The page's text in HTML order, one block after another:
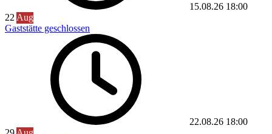
15.08.26 18:00
22 Aug
Gaststätte geschlossen
22.08.26 18:00